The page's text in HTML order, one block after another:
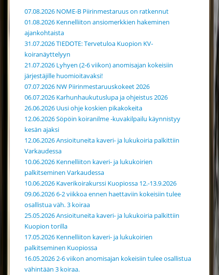
07.08.2026 NOME-B Piirinmestaruus on ratkennut
01.08.2026 Kennelliiton ansiomerkkien hakeminen
ajankohtaista
31.07.2026 TIEDOTE: Tervetuloa Kuopion KV-
koiranäyttelyyn
21.07.2026 Lyhyen (2-6 viikon) anomisajan kokeisiin
järjestäjille huomioitavaksi!
07.07.2026 NW Piirinmestaruuskokeet 2026
06.07.2026 Karhunhaukutuslupa ja ohjeistus 2026
26.06.2026 Uusi ohje koskien pikakokeita
12.06.2026 Söpöin koiranilme -kuvakilpailu käynnistyy
kesän ajaksi
12.06.2026 Ansioituneita kaveri- ja lukukoiria palkittiin
Varkaudessa
10.06.2026 Kennelliiton kaveri- ja lukukoirien
palkitseminen Varkaudessa
10.06.2026 Kaverikoirakurssi Kuopiossa 12.-13.9.2026
09.06.2026 6-2 viikkoa ennen haettaviin kokeisiin tulee
osallistua väh. 3 koiraa
25.05.2026 Ansioituneita kaveri- ja lukukoiria palkittiin
Kuopion torilla
17.05.2026 Kennelliiton kaveri- ja lukukoirien
palkitseminen Kuopiossa
16.05.2026 2-6 viikon anomisajan kokeisiin tulee osallistua
vähintään 3 koiraa.